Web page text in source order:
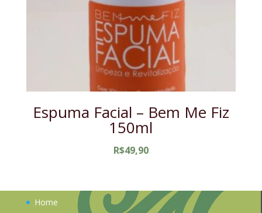
Espuma Facial – Bem Me Fiz
150ml
R$49,90
Home